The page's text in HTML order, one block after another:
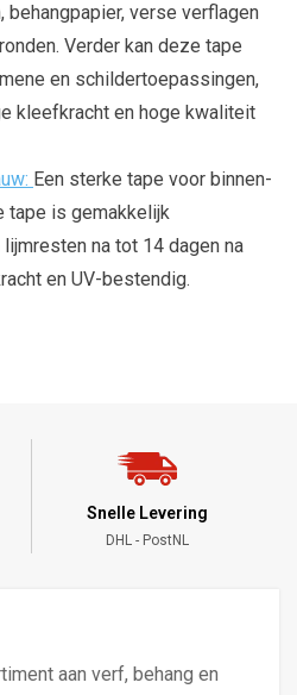
verse verflagen
Verder kan deze tape
en schildertoepassingen,
kleefkracht en hoge kwaliteit
Een sterke tape voor binnen-
tape is gemakkelijk
na tot 14 dagen na
en UV-bestendig.
Snelle Levering
DHL - PostNL
aan verf, behang en